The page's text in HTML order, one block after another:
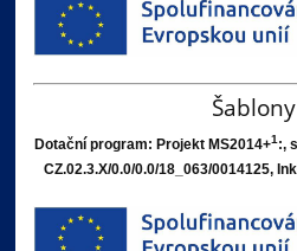
Dotační program: Projekt MS2014+1 :,
CZ.02.3.X/0.0/0.0/18_063/0014125,